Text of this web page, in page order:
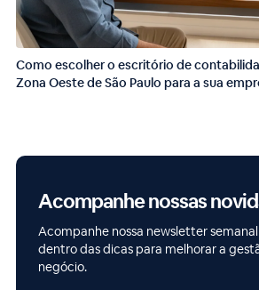
Como escolher o escritório de
Zona Oeste de São Paulo para a sua
Acompanhe nossas
Acompanhe nossa newsletter
dentro das dicas para melhorar a
negócio.